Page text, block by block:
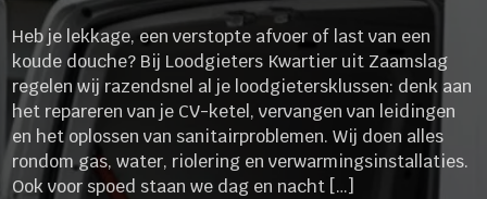
Heb je lekkage, een verstopte afvoer of last van een
koude douche? Bij Loodgieters Kwartier uit Zaamslag
regelen wij razendsnel al je loodgietersklussen: denk aan
het repareren van je CV-ketel, vervangen van leidingen
en het oplossen van sanitairproblemen. Wij doen alles
rondom gas, water, riolering en verwarmingsinstallaties.
Ook voor spoed staan we dag en nacht […]